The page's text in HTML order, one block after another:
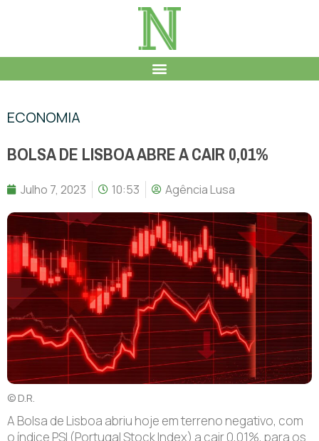
ECONOMIA
BOLSA DE LISBOA ABRE A CAIR 0,01%
Julho 7, 2023 10:53 Agência Lusa
© D.R.
A Bolsa de Lisboa abriu hoje em terreno negativo, com
o índice PSI (Portugal Stock Index) a cair 0,01%, para os